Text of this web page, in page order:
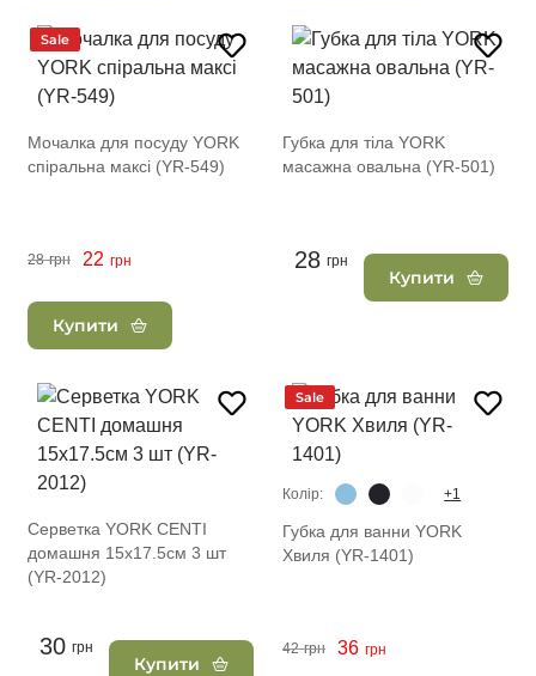
Sale
Мочалка для посуду YORK
спіральна максі (YR-549)
28 грн 22 грн
Купити
Губка для тіла YORK
масажна овальна (YR-501)
28 грн
Купити
Серветка YORK CENTI
домашня 15х17.5см 3 шт
(YR-2012)
30 грн
Купити
Sale
Колір: +1
Губка для ванни YORK
Хвиля (YR-1401)
42 грн 36 грн